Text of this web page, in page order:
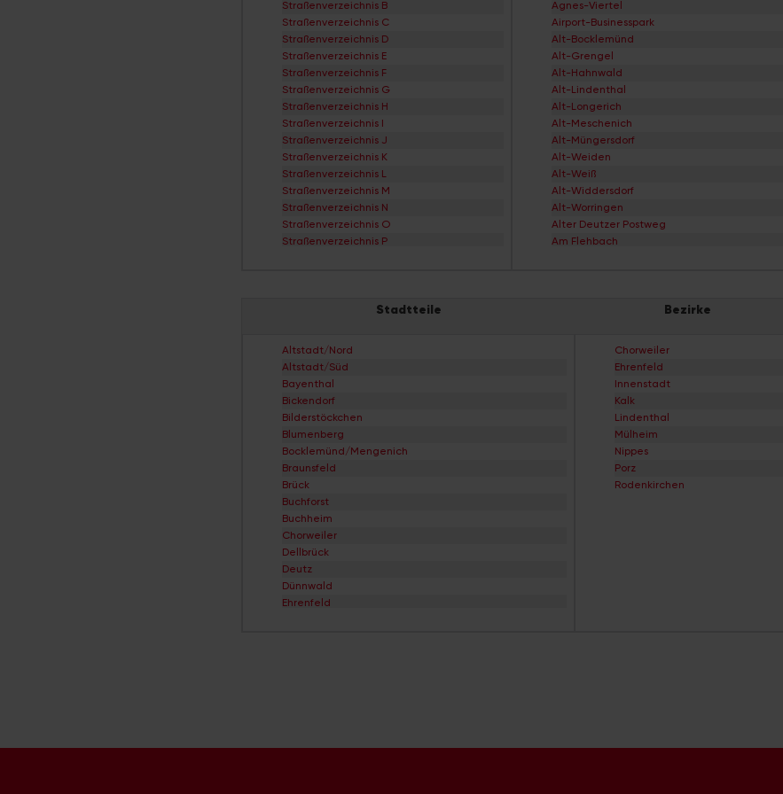
Straßenverzeichnis B
Straßenverzeichnis C
Straßenverzeichnis D
Straßenverzeichnis E
Straßenverzeichnis F
Straßenverzeichnis G
Straßenverzeichnis H
Straßenverzeichnis I
Straßenverzeichnis J
Straßenverzeichnis K
Straßenverzeichnis L
Straßenverzeichnis M
Straßenverzeichnis N
Straßenverzeichnis O
Straßenverzeichnis P
Straßenverzeichnis T
Straßenverzeichnis Y
Agnes-Viertel
Airport-Businesspark
Alt-Bocklemünd
Alt-Grengel
Alt-Hahnwald
Alt-Lindenthal
Alt-Longerich
Alt-Meschenich
Alt-Müngersdorf
Alt-Weiden
Alt-Weiß
Alt-Widdersdorf
Alt-Worringen
Alter Deutzer Postweg
Am Flehbach
Beethovenpark
Büropark-Holweide
Stadtteile Bezirke
Altstadt/Nord
Altstadt/Süd
Bayenthal
Bickendorf
Bilderstöckchen
Blumenberg
Bocklemünd/Mengenich
Braunsfeld
Brück
Buchforst
Buchheim
Chorweiler
Dellbrück
Deutz
Dünnwald
Ehrenfeld
Chorweiler
Ehrenfeld
Innenstadt
Kalk
Lindenthal
Mülheim
Nippes
Porz
Rodenkirchen